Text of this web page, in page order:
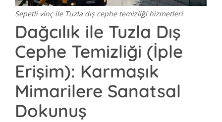
Sepetli vinç ile Tuzla dış cephe temizliği hizmetleri
Dağcılık ile Tuzla Dış
Cephe Temizliği (İple
Erişim): Karmaşık
Mimarilere Sanatsal
Dokunuş